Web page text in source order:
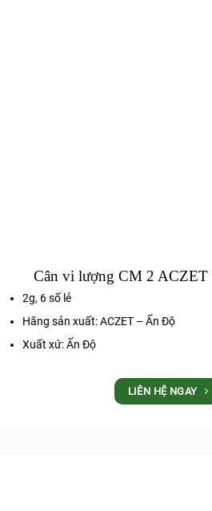
Cân vi lượng CM 2 ACZET
2g, 6 số lẻ
Hãng sản xuất: ACZET – Ấn Độ
Xuất xứ: Ấn Độ
LIÊN HỆ NGAY